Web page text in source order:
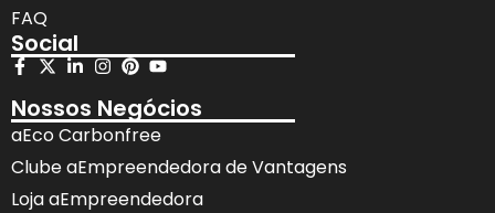
FAQ
Social
Nossos Negócios
aEco Carbonfree
Clube aEmpreendedora de Vantagens
Loja aEmpreendedora